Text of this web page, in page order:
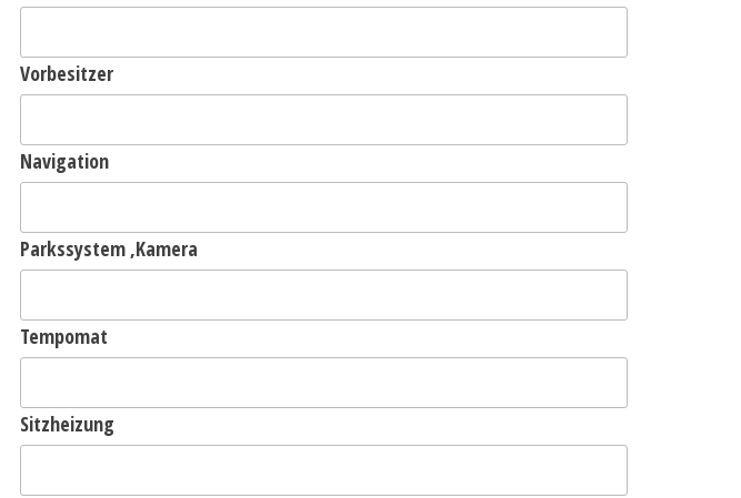
Vorbesitzer
Navigation
Parkssystem ,Kamera
Tempomat
Sitzheizung